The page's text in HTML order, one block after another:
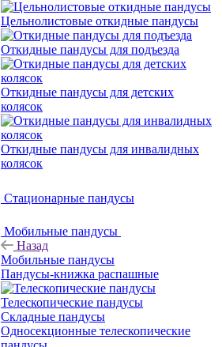
Цельнолистовые откидные пандусы
Откидные пандусы для подъезда
Откидные пандусы для детских
колясок
Откидные пандусы для инвалидных
колясок
Стационарные пандусы
Мобильные пандусы
Назад
Мобильные пандусы
Пандусы-книжка распашные
Телескопические пандусы
Складные пандусы
Односекционные телескопические